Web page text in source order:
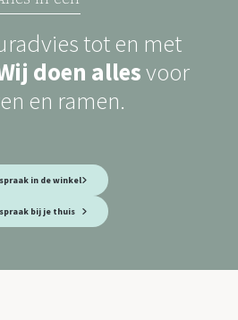
tot en met
doen allesvoor
en ramen.
in de winkel
bij je thuis